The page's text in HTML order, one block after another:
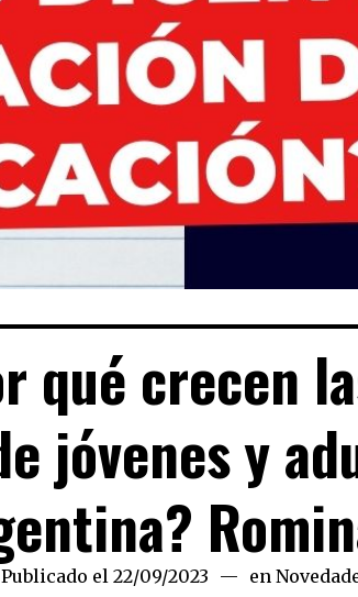
qué crecen
jóvenes y
Publicado el 22/09/2023 22/09/2023
en